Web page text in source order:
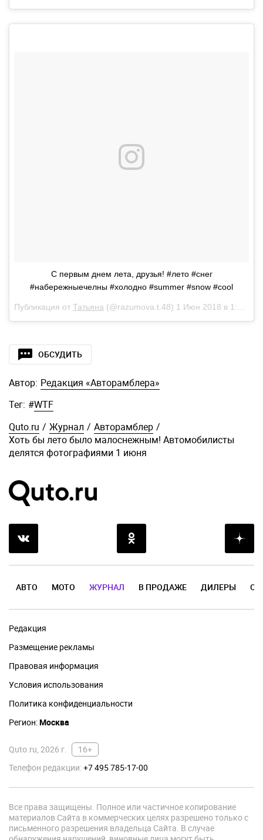
С первым днем лета, друзья! #лето #снег
#набережныечелны #холодно #summer #snow #cool
Публикация от Татьяна (@razumova.t.48) 1 Июн 2018 в 1:37 PDT
ОБСУДИТЬ
Автор: Редакция «Авторамблера»
Тег: #WTF
Quto.ru / Журнал / Авторамблер /
Хоть бы лето было малоснежным! Автомобилисты
делятся фотографиями 1 июня
АВТО МОТО ЖУРНАЛ В ПРОДАЖЕ ДИЛЕРЫ
Редакция
Размещение рекламы
Правовая информация
Условия использования
Политика конфиденциальности
Регион:Москва
Quto.ru, 2026 г.
16+
Телефон редакции:+7 495 785-17-00
Все права защищены. Полное или частичное копирование
материалов Сайта в коммерческих целях разрешено только с
письменного разрешения владельца Сайта. В случае